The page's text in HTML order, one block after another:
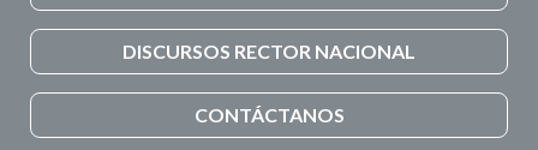
DISCURSOS RECTOR NACIONAL
CONTÁCTANOS